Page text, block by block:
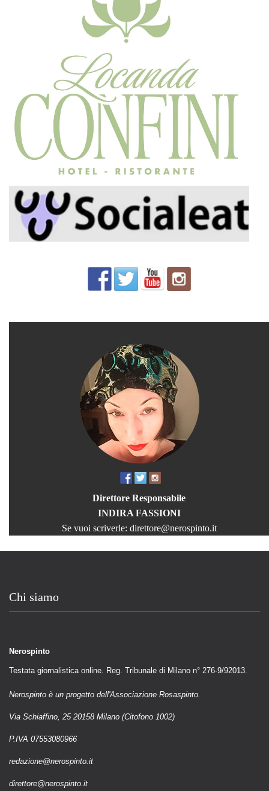
Direttore Responsabile
INDIRA FASSIONI
Se vuoi scriverle: direttore@nerospinto.it
Chi siamo
Nerospinto
Testata giornalistica online. Reg. Tribunale di Milano n° 276-9/92013.
Nerospinto è un progetto dell'Associazione Rosaspinto.
Via Schiaffino, 25 20158 Milano (Citofono 1002)
P.IVA 07553080966
redazione@nerospinto.it
direttore@nerospinto.it